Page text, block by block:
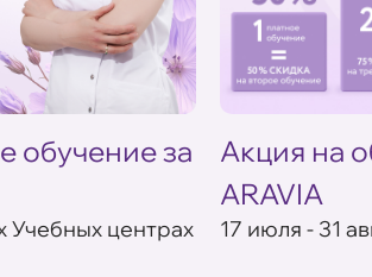
обучение за
Учебных центрах
Акция на
ARAVIA
17 июля - 31